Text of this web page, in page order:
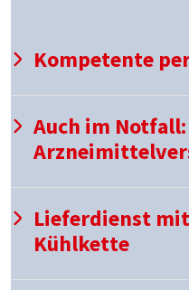
Kompetente
Auch im
Lieferdienst
Kühlkette